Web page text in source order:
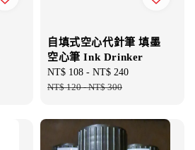
自填式空心代針筆 填墨
空心筆 Ink Drinker
Sale
price
NT$ 108 - NT$ 240
NT$ 120-NT$ 300